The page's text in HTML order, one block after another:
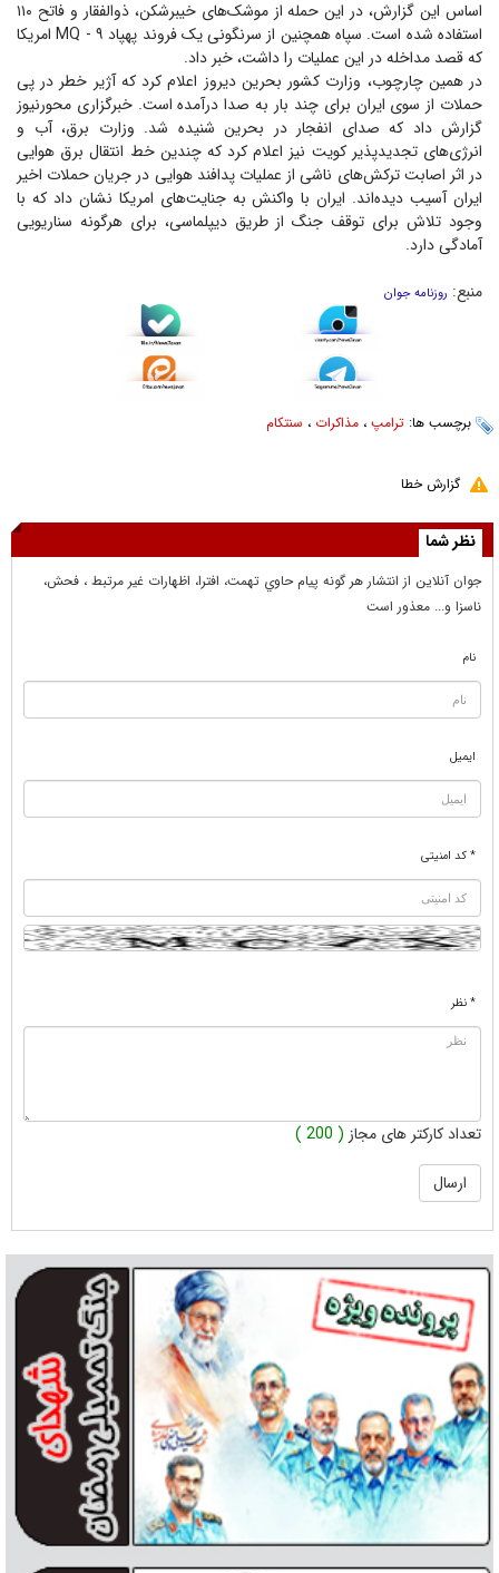
اساس این گزارش، در این حمله از موشک‌های خیبرشکن، ذوالفقار و فاتح ۱۱۰
استفاده شده است. سپاه همچنین از سرنگونی یک فروند پهپاد ۹ - MQ امریکا
که قصد مداخله در این عملیات را داشت، خبر داد.
در همین چارچوب، وزارت کشور بحرین دیروز اعلام کرد که آژیر خطر در پی
حملات از سوی ایران برای چند بار به صدا درآمده است. خبرگزاری محورنیوز
گزارش داد که صدای انفجار در بحرین شنیده شد. وزارت برق، آب و
انرژی‌های تجدیدپذیر کویت نیز اعلام کرد که چندین خط انتقال برق هوایی
در اثر اصابت ترکش‌های ناشی از عملیات پدافند هوایی در جریان حملات اخیر
ایران آسیب دیده‌اند. ایران با واکنش به جنایت‌های امریکا نشان داد که با
وجود تلاش برای توقف جنگ از طریق دیپلماسی، برای هرگونه سناریویی
آمادگی دارد.
منبع: روزنامه جوان
برچسب ها: ترامپ ، مذاکرات ، سنتکام
گزارش خطا
نظر شما
جوان آنلاين از انتشار هر گونه پيام حاوي تهمت، افترا، اظهارات غير مرتبط ، فحش،
ناسزا و... معذور است
نام
ایمیل
* کد امنیتی
* نظر
تعداد کارکتر های مجاز ( 200 )